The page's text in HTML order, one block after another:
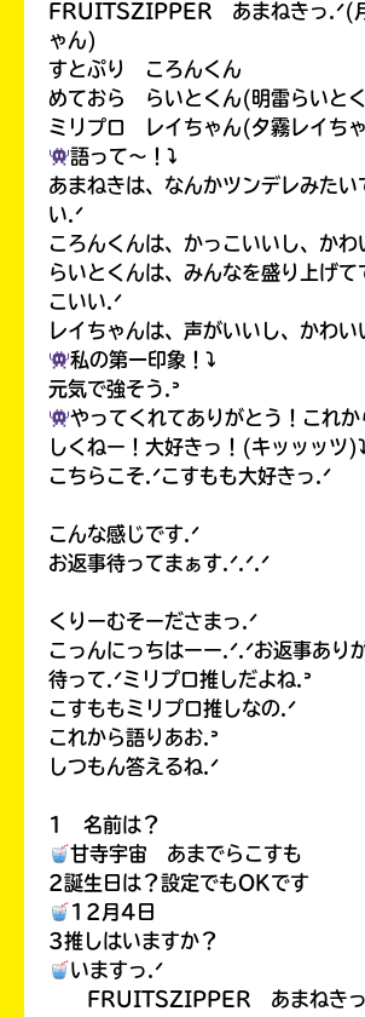
FRUITSZIPPER あまねきっ.ᐟ(
ゃん)
すとぷり ころんくん
めておら らいとくん(明雷らいと
ミリプロ レイちゃん(夕霧レイち
語って〜！⤵︎
あまねきは、なんかツンデレみたい
い.ᐟ
ころんくんは、かっこいいし、かわ
らいとくんは、みんなを盛り上げて
こいい.ᐟ
レイちゃんは、声がいいし、かわい
私の第一印象！⤵︎
元気で強そう.ᐣ
やってくれてありがとう！これか
しくねー！大好きっ！(キッッッツ
こちらこそ.ᐟこすもも大好きっ.ᐟ
こんな感じです.ᐟ
お返事待ってまぁす.ᐟ.ᐟ.ᐟ
くりーむそーださまっ.ᐟ
こっんにっちはーー.ᐟ.ᐟお返事あり
待って.ᐟミリプロ推しだよね.ᐣ
こすももミリプロ推しなの.ᐟ
これから語りあお.ᐣ
しつもん答えるね.ᐟ
1 名前は？
甘寺宇宙 あまでらこすも
2誕生日は？設定でもOKです
12月4日
3推しはいますか？
いますっ.ᐟ
FRUITSZIPPER あまねきっ